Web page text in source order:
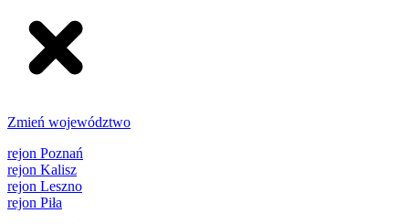
Zmień województwo
rejon Poznań
rejon Kalisz
rejon Leszno
rejon Piła